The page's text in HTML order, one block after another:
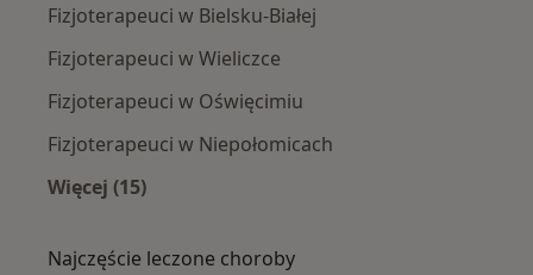
Fizjoterapeuci w Bielsku-Białej
Fizjoterapeuci w Wieliczce
Fizjoterapeuci w Oświęcimiu
Fizjoterapeuci w Niepołomicach
Więcej (15)
Najczęście leczone choroby